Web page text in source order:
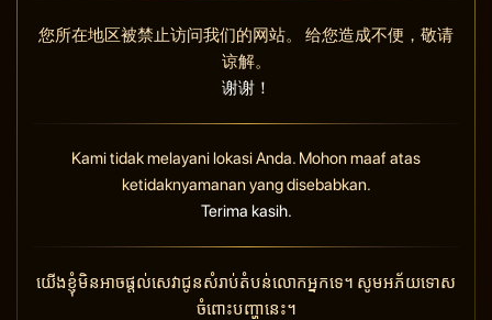
您所在地区被禁止访问我们的网站。 给您造成不便，敬请
谅解。
谢谢！
Kami tidak melayani lokasi Anda. Mohon maaf atas
ketidaknyamanan yang disebabkan.
Terima kasih.
យើងខ្ញុំមិនអាចផ្តល់សេវាជូនសំរាប់តំបន់លោកអ្នកទេ។ សូមអភ័យទោស
ចំពោះបញ្ហានេះ។